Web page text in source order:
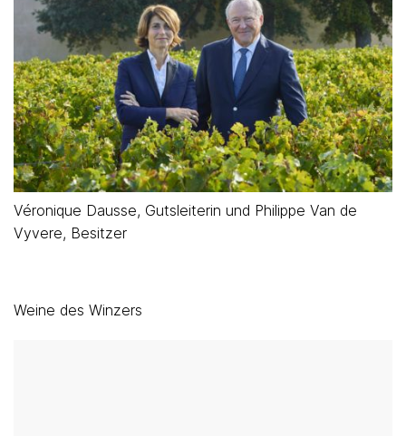
Véronique Dausse, Gutsleiterin und Philippe Van de
Vyvere, Besitzer
Weine des Winzers